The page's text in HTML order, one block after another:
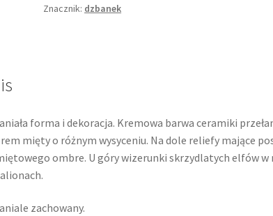
i
delikatny
Znacznik: dzbanek
forma i dekoracja. Kremowa barwa ceramiki
mięty o różnym wysyceniu. Na dole reliefy mające
ombre. U góry wizerunki skrzydlatych elfów w
zachowany.